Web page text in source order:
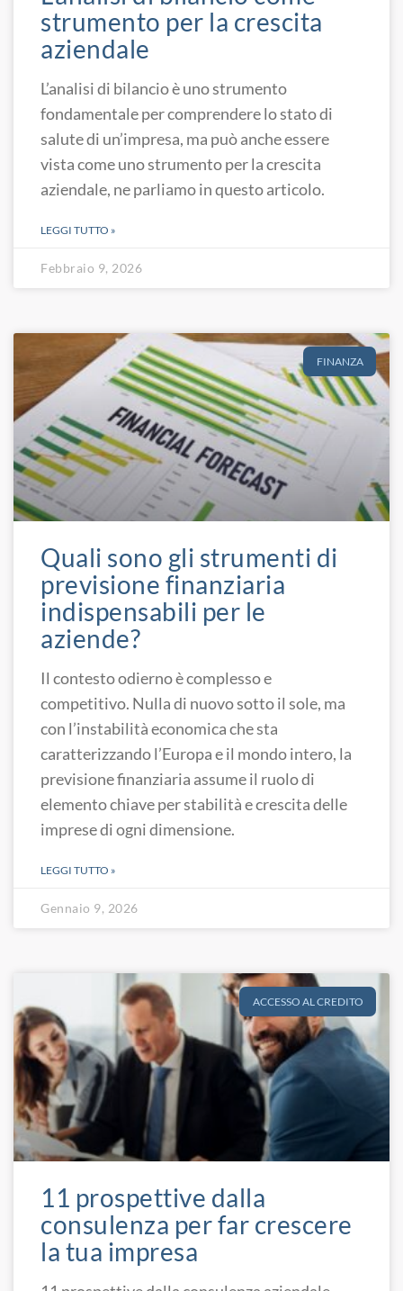
strumento per la crescita
aziendale
L’analisi di bilancio è uno strumento
fondamentale per comprendere lo stato di
salute di un’impresa, ma può anche essere
vista come uno strumento per la crescita
aziendale, ne parliamo in questo articolo.
LEGGI TUTTO »
Febbraio 9, 2026
FINANZA
Quali sono gli strumenti di
previsione finanziaria
indispensabili per le
aziende?
Il contesto odierno è complesso e
competitivo. Nulla di nuovo sotto il sole, ma
con l’instabilità economica che sta
caratterizzando l’Europa e il mondo intero, la
previsione finanziaria assume il ruolo di
elemento chiave per stabilità e crescita delle
imprese di ogni dimensione.
LEGGI TUTTO »
Gennaio 9, 2026
ACCESSO AL CREDITO
11 prospettive dalla
consulenza per far crescere
la tua impresa